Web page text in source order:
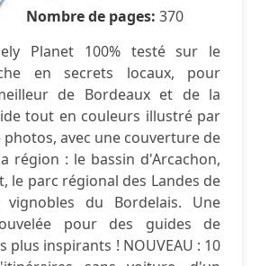
Nombre de pages: 370
Planet 100% testé sur le
en secrets locaux, pour
de Bordeaux et de la
tout en couleurs illustré par
photos, avec une couverture de
région : le bassin d'Arcachon,
le parc régional des Landes de
vignobles du Bordelais. Une
pour des guides de
plus inspirants ! NOUVEAU : 10